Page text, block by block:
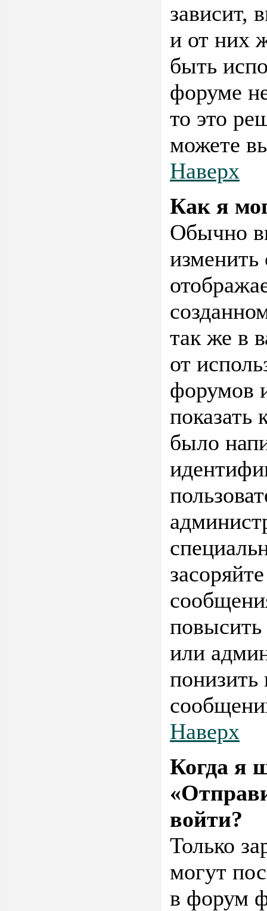
зависит,
и от них
быть
форуме
то это
можете
Наверх
Как я
Обычно
изменить
так же в
от
форумов
показать
было
повысить
или
понизить
Наверх
Когда я
войти?
Только
могут
в форум